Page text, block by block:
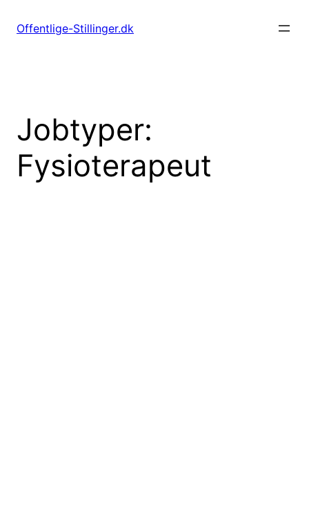
Offentlige-Stillinger.dk
Jobtyper:
Fysioterapeut